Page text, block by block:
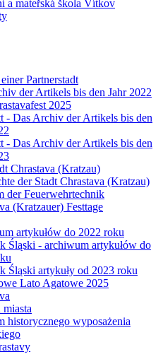
a mateřská škola Vítkov
Partnerstadt
der Artikels bis den Jahr 2022
2025
- Das Archiv der Artikels bis den
- Das Archiv der Artikels bis den
Chrastava (Kratzau)
der Stadt Chrastava (Kratzau)
der Feuerwehrtechnik
(Kratzauer) Festtage
artykułów do 2022 roku
Śląski - archiwum artykułów do
Śląski artykuły od 2023 roku
Lato Agatowe 2025
historycznego wyposażenia